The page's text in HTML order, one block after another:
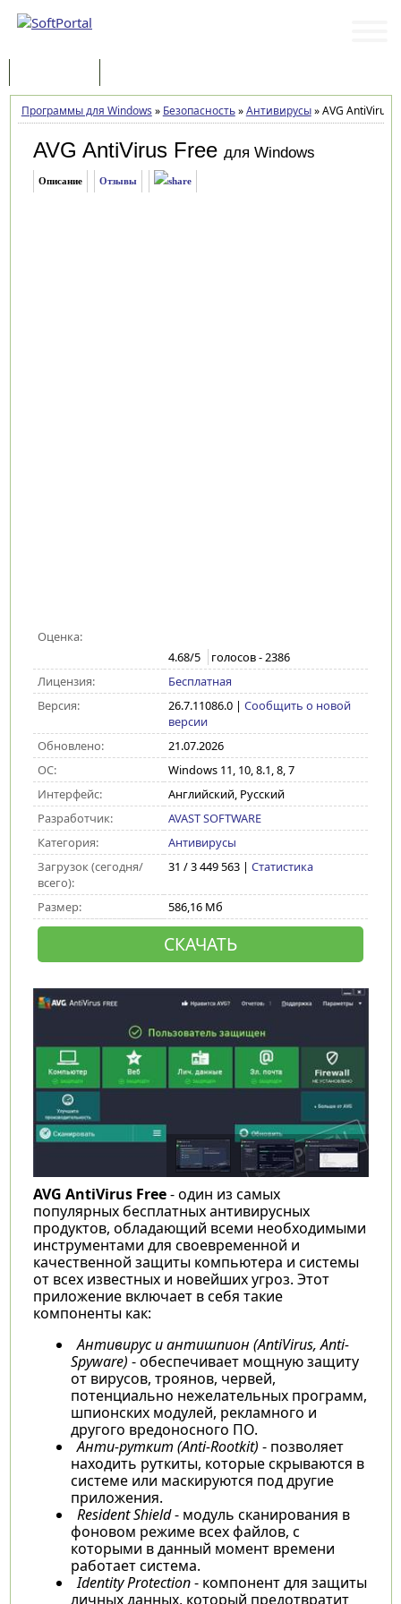
Программы для Windows » Безопасность»Антивирусы»AVG AntiVirus
AVG AntiVirus Free для Windows
Описание Отзывы
Оценка:
4.68/5 голосов -2386
Лицензия:
Бесплатная
Версия:
26.7.11086.0| Сообщить о новой
версии
Обновлено:
21.07.2026
ОС:
Windows 11, 10, 8.1, 8, 7
Интерфейс:
Английский, Русский
Разработчик:
AVAST SOFTWARE
Категория:
Антивирусы
Загрузок (сегодня/
всего):
31 / 3 449 563 | Статистика
Размер: 586,16 Мб
СКАЧАТЬ
AVG AntiVirus Free- один из самых
популярных бесплатных антивирусных
продуктов, обладающий всеми необходимыми
инструментами для своевременной и
качественной защиты компьютера и системы
от всех известных и новейших угроз. Этот
приложение включает в себя такие
компоненты как:
Антивирус и антишпион (AntiVirus, Anti-
Spyware) - обеспечивает мощную защиту
от вирусов, троянов, червей,
потенциально нежелательных программ,
шпионских модулей, рекламного и
другого вредоносного ПО.
Анти-руткит (Anti-Rootkit) - позволяет
находить руткиты, которые скрываются в
системе или маскируются под другие
приложения.
Resident Shield- модуль сканирования в
фоновом режиме всех файлов, с
которыми в данный момент времени
работает система.
Identity Protection- компонент для защиты
личных данных, который предотвратит